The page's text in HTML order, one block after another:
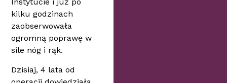
Instytucie i już po
kilku godzinach
zaobserwowała
ogromną poprawę w
sile nóg i rąk.
Dzisiaj, 4 lata od